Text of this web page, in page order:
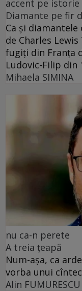
accent pe istorie
Diamante pe fir
Ca și
de Charles
fugiți din Franța
Ludovic-Filip din
Mihaela SIMINA
nu ca-n perete
A treia țeapă
Num-așa, ca
vorba unui
Alin FUMURESCU